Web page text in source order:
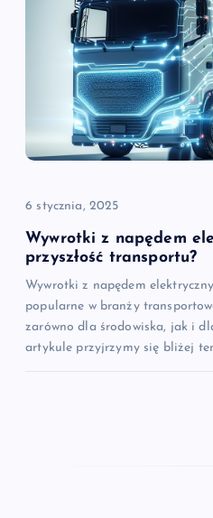
p
s
u
6 stycznia, 2025
Wywrotki z napędem
przyszłość transportu?
Wywrotki z napędem
popularne w branży
zarówno dla środowiska, jak i
artykule przyjrzymy się bliżej